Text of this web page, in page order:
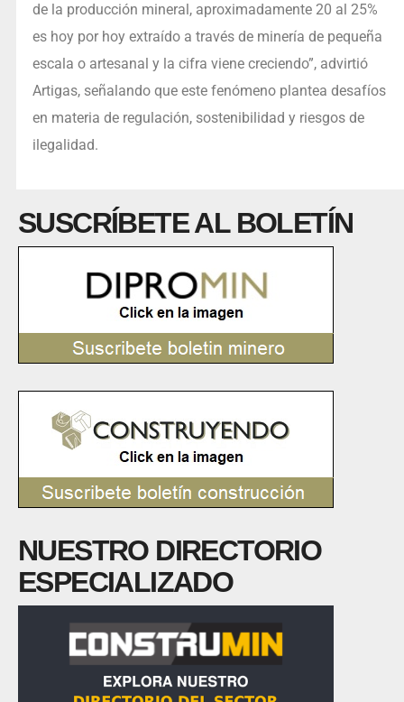
de la producción mineral, aproximadamente 20 al 25%
es hoy por hoy extraído a través de minería de pequeña
escala o artesanal y la cifra viene creciendo”, advirtió
Artigas, señalando que este fenómeno plantea desafíos
en materia de regulación, sostenibilidad y riesgos de
ilegalidad.
SUSCRÍBETE AL BOLETÍN
NUESTRO DIRECTORIO
ESPECIALIZADO